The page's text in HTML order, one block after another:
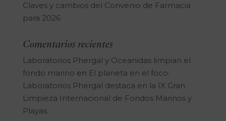
Claves y cambios del Convenio de Farmacia
para 2026
Comentarios recientes
Laboratorios Phergal y Oceanidas limpian el
fondo marino en El planeta en el foco:
Laboratorios Phergal destaca en la IX Gran
Limpieza Internacional de Fondos Marinos y
Playas.